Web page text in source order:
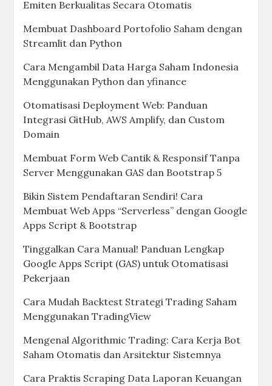
Emiten Berkualitas Secara Otomatis
Membuat Dashboard Portofolio Saham dengan
Streamlit dan Python
Cara Mengambil Data Harga Saham Indonesia
Menggunakan Python dan yfinance
Otomatisasi Deployment Web: Panduan
Integrasi GitHub, AWS Amplify, dan Custom
Domain
Membuat Form Web Cantik & Responsif Tanpa
Server Menggunakan GAS dan Bootstrap 5
Bikin Sistem Pendaftaran Sendiri! Cara
Membuat Web Apps “Serverless” dengan Google
Apps Script & Bootstrap
Tinggalkan Cara Manual! Panduan Lengkap
Google Apps Script (GAS) untuk Otomatisasi
Pekerjaan
Cara Mudah Backtest Strategi Trading Saham
Menggunakan TradingView
Mengenal Algorithmic Trading: Cara Kerja Bot
Saham Otomatis dan Arsitektur Sistemnya
Cara Praktis Scraping Data Laporan Keuangan